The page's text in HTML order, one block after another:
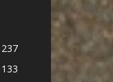
237
133